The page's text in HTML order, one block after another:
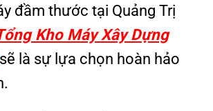
đầm thước tại Quảng Trị
Kho Máy Xây Dựng
là sự lựa chọn hoàn hảo